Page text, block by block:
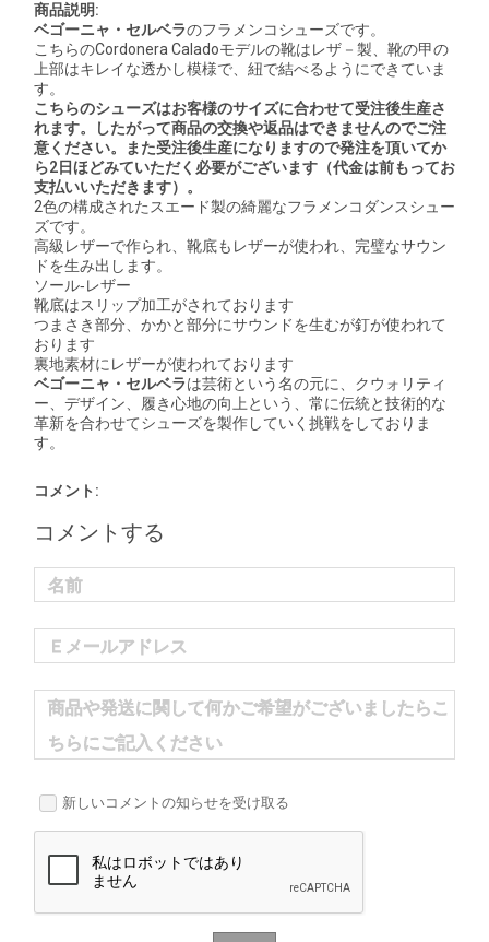
商品説明:
ベゴーニャ・セルベラのフラメンコシューズです。
こちらのCordonera Caladoモデルの靴はレザ－製、靴の甲の
上部はキレイな透かし模様で、紐で結べるようにできていま
す。
こちらのシューズはお客様のサイズに合わせて受注後生産さ
れます。したがって商品の交換や返品はできませんのでご注
意ください。また受注後生産になりますので発注を頂いてか
ら2日ほどみていただく必要がございます（代金は前もってお
支払いいただきます）。
2色の構成されたスエード製の綺麗なフラメンコダンスシュー
ズです。
高級レザーで作られ、靴底もレザーが使われ、完璧なサウン
ドを生み出します。
ソール‐レザー
靴底はスリップ加工がされております
つまさき部分、かかと部分にサウンドを生むが釘が使われて
おります
裏地素材にレザーが使われております
ベゴーニャ・セルベラは芸術という名の元に、クウォリティ
ー、デザイン、履き心地の向上という、常に伝統と技術的な
革新を合わせてシューズを製作していく挑戦をしておりま
す。
コメント:
コメントする
名前
Ｅメールアドレス
商品や発送に関して何かご希望がございましたらこ
ちらにご記入ください
新しいコメントの知らせを受け取る